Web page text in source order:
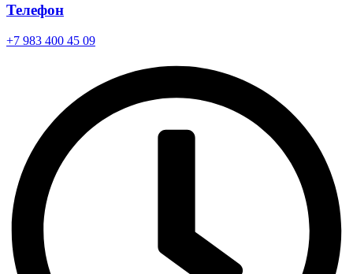
Телефон
+7 983 400 45 09